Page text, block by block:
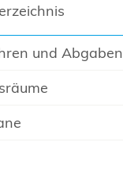
und Abgaben